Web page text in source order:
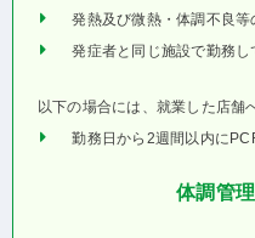
発熱及び微熱・体調不良
発症者と同じ施設で勤務
以下の場合には、就業した店舗
勤務日から2週間以内に
体調管